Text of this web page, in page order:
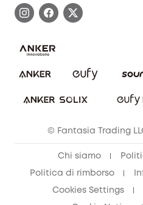
Annulla ordine
Contattaci
© Fantasia Trading
Chi siamo
Politica di rimborso
Cookies Settings